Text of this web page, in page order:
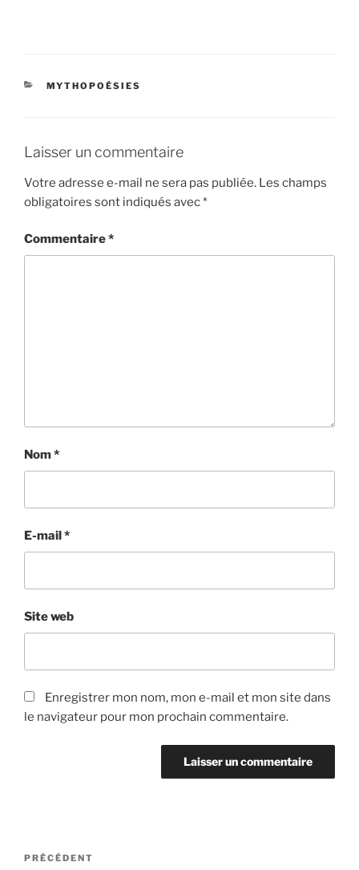
CATÉGORIES
MYTHOPOÉSIES
Laisser un commentaire
Votre adresse e-mail ne sera pas publiée. Les champs
obligatoires sont indiqués avec*
Commentaire*
Nom*
E-mail*
Site web
Enregistrer mon nom, mon e-mail et mon site dans
le navigateur pour mon prochain commentaire.
Navigation
Article
PRÉCÉDENT